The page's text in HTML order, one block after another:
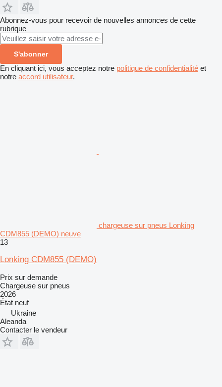
Abonnez-vous pour recevoir de nouvelles annonces de cette
rubrique
S'abonner
En cliquant ici, vous acceptez notre politique de confidentialité et
notre accord utilisateur.
chargeuse sur pneus Lonking
CDM855 (DEMO) neuve
13
Lonking CDM855 (DEMO)
Prix sur demande
Chargeuse sur pneus
2026
État neuf
Ukraine
Aleanda
Contacter le vendeur